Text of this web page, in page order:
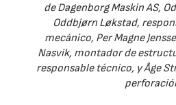
de Dagenborg Maskin AS,
Oddbjørn Løkstad,
mecánico, Per Magne
Nasvik, montador de
responsable técnico, y Åge